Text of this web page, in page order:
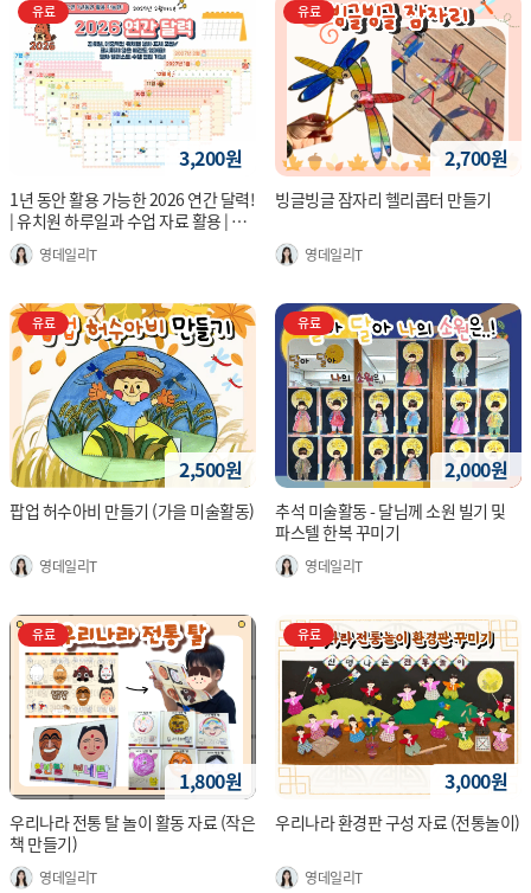
유료
3,200원
1년 동안 활용 가능한 2026 연간 달력!
| 유치원 하루일과 수업 자료 활용 | 유
치원 학급 환경 구성 | 유아 시간 흐름
개념 형성
영데일리T
유료
2,700원
빙글빙글 잠자리 헬리콥터 만들기
영데일리T
유료
2,500원
팝업 허수아비 만들기 (가을 미술활동)
영데일리T
유료
2,000원
추석 미술활동 - 달님께 소원 빌기 및
파스텔 한복 꾸미기
영데일리T
유료
1,800원
우리나라 전통 탈 놀이 활동 자료 (작은
책 만들기)
영데일리T
유료
3,000원
우리나라 환경판 구성 자료 (전통놀이)
영데일리T